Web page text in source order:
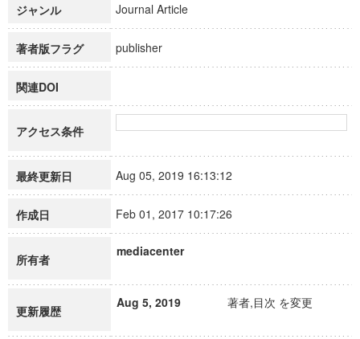
ジャンル Journal Article
著者版フラグ publisher
関連DOI
アクセス条件
最終更新日 Aug 05, 2019 16:13:12
作成日 Feb 01, 2017 10:17:26
所有者
mediacenter
更新履歴
Aug 5, 2019 著者,目次 を変更